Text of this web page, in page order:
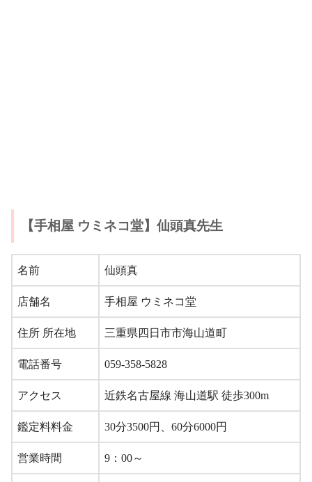
【手相屋 ウミネコ堂】仙頭真先生
名前 仙頭真
店舗名 手相屋 ウミネコ堂
住所 所在地 三重県四日市市海山道町
電話番号 059-358-5828
アクセス 近鉄名古屋線 海山道駅 徒歩300m
鑑定料料金 30分3500円、60分6000円
営業時間 9：00～